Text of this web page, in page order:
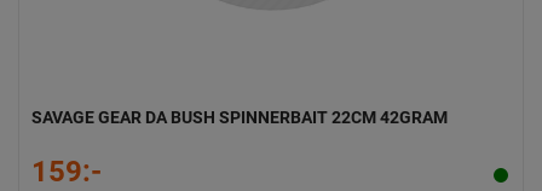
SAVAGE GEAR DA BUSH SPINNERBAIT 22CM 42GRAM
159:-